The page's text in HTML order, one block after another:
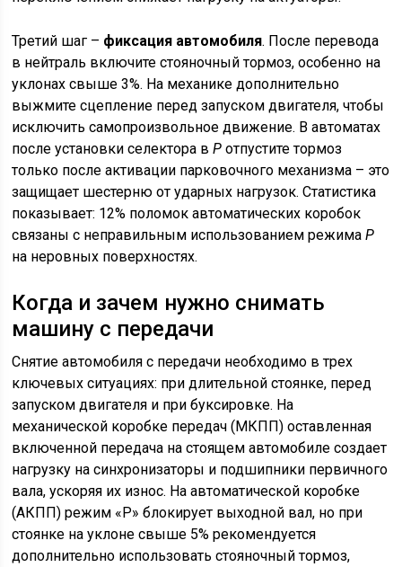
Третий шаг – фиксация автомобиля. После перевода
в нейтраль включите стояночный тормоз, особенно на
уклонах свыше 3%. На механике дополнительно
выжмите сцепление перед запуском двигателя, чтобы
исключить самопроизвольное движение. В автоматах
после установки селектора вP отпустите тормоз
только после активации парковочного механизма – это
защищает шестерню от ударных нагрузок. Статистика
показывает: 12% поломок автоматических коробок
связаны с неправильным использованием режимаP
на неровных поверхностях.
Когда и зачем нужно снимать
машину с передачи
Снятие автомобиля с передачи необходимо в трех
ключевых ситуациях: при длительной стоянке, перед
запуском двигателя и при буксировке. На
механической коробке передач (МКПП) оставленная
включенной передача на стоящем автомобиле создает
нагрузку на синхронизаторы и подшипники первичного
вала, ускоряя их износ. На автоматической коробке
(АКПП) режим «P» блокирует выходной вал, но при
стоянке на уклоне свыше 5% рекомендуется
дополнительно использовать стояночный тормоз,